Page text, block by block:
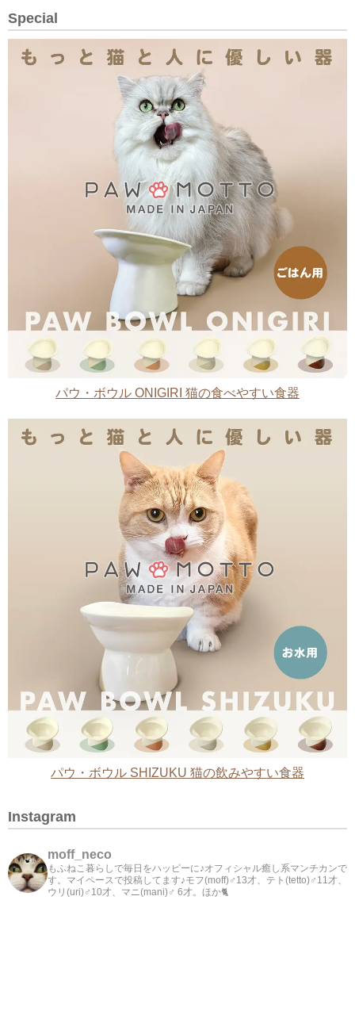
Special
パウ・ボウル ONIGIRI 猫の食べやすい食器
パウ・ボウル SHIZUKU 猫の飲みやすい食器
Instagram
moff_neco
もふねこ暮らしで毎日をハッピーに♪オフィシャル癒し系マンチカンで
す。マイペースで投稿してます♪モフ(moff)♂13才、テト(tetto)♂11才、
ウリ(uri)♂10才、マニ(mani)♂ 6才。ほか🐈